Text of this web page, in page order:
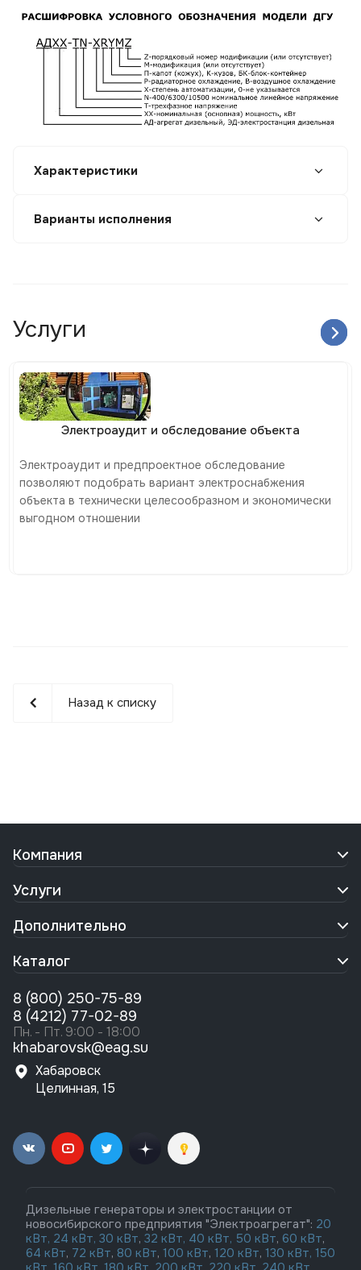
Характеристики
Варианты исполнения
Услуги
Электроаудит и обследование объекта
Электроаудит и предпроектное обследование
позволяют подобрать вариант электроснабжения
объекта в технически целесообразном и экономически
выгодном отношении
Назад к списку
Компания
Услуги
Дополнительно
Каталог
8 (800) 250-75-89
8 (4212) 77-02-89
Пн. - Пт. 9:00 - 18:00
khabarovsk@eag.su
Хабаровск
Целинная, 15
Дизельные генераторы и электростанции от
новосибирского предприятия "Электроагрегат": 20
кВт, 24 кВт, 30 кВт, 32 кВт, 40 кВт, 50 кВт, 60 кВт,
64 кВт, 72 кВт, 80 кВт, 100 кВт, 120 кВт, 130 кВт, 150